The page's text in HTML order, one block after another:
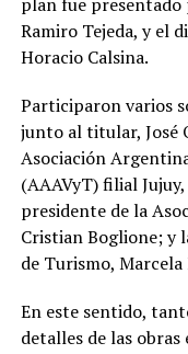
Ramiro Tejeda, y el
Horacio Calsina.
Participaron varios
junto al titular, José
Asociación
(AAAVyT) filial
presidente de la
Cristian Boglione; y
de Turismo, Marcela
En este sentido,
detalles de las